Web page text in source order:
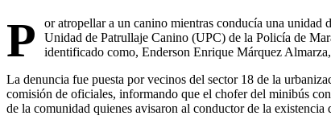
P
or atropellar a un canino mientras conducía una
Unidad de Patrullaje Canino (UPC) de la Policía de
identificado como, Enderson Enrique Márquez
La denuncia fue puesta por vecinos del sector 18 de la
comisión de oficiales, informando que el chofer del minibús
de la comunidad quienes avisaron al conductor de la